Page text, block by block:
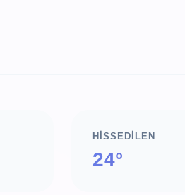
HISSEDILEN
24°